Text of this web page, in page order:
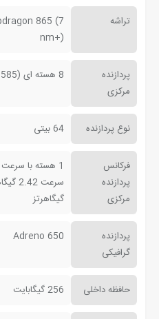
تراشه
865 (7
nm+)
پردازنده
مرکزی
8 هسته ای (Kryo 585)
نوع پردازنده 64 بیتی
فرکانس
پردازنده
مرکزی
گیگاهرتز
پردازنده
گرافیکی
Adreno 650
حافظه داخلی 256 گیگابایت